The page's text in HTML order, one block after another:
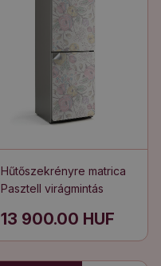
Hűtőszekrényre matrica
Pasztell virágmintás
13 900.00 HUF